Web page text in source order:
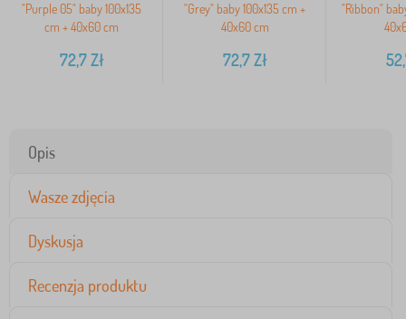
"Purple 05" baby 100x135
cm + 40x60 cm
72,7Zł
"Grey" baby 100x135 cm +
40x60 cm
72,7Zł
"Ribbon"
Opis
Wasze zdjęcia
Dyskusja
Recenzja produktu